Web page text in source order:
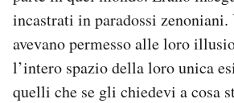
incastrati in paradossi
avevano permesso alle loro
l’intero spazio della loro unica
quelli che se gli chiedevi a cosa